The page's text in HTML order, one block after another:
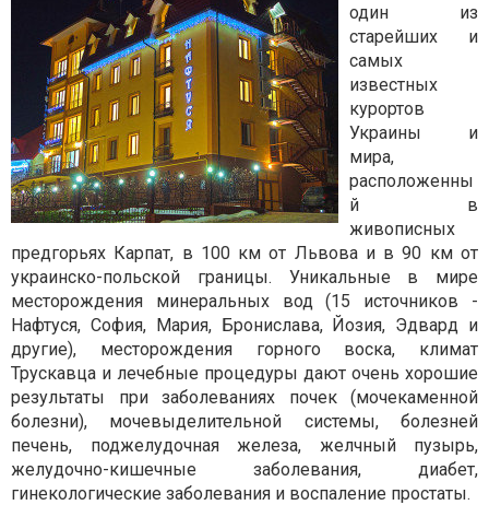
один из
старейших и
самых
известных
курортов
Украины и
мира,
расположенны
й в
живописных
предгорьях Карпат, в 100 км от Львова и в 90 км от
украинско-польской границы. Уникальные в мире
месторождения минеральных вод (15 источников -
Нафтуся, София, Мария, Бронислава, Йозия, Эдвард и
другие), месторождения горного воска, климат
Трускавца и лечебные процедуры дают очень хорошие
результаты при заболеваниях почек (мочекаменной
болезни), мочевыделительной системы, болезней
печень, поджелудочная железа, желчный пузырь,
желудочно-кишечные заболевания, диабет,
гинекологические заболевания и воспаление простаты.